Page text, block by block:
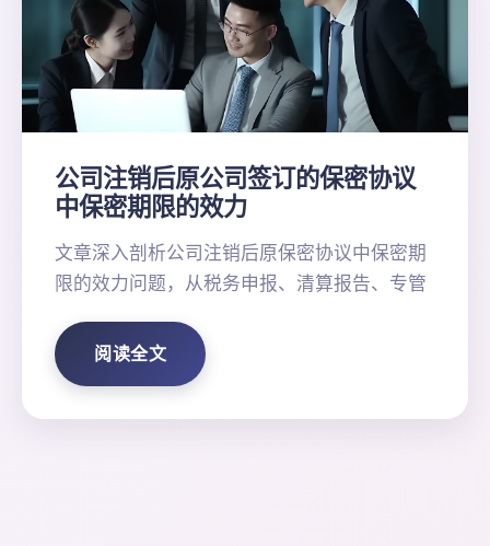
公司注销后原公司签订的保密协议
中保密期限的效力
文章深入剖析公司注销后原保密协议中保密期
限的效力问题，从税务申报、清算报告、专管
阅读全文